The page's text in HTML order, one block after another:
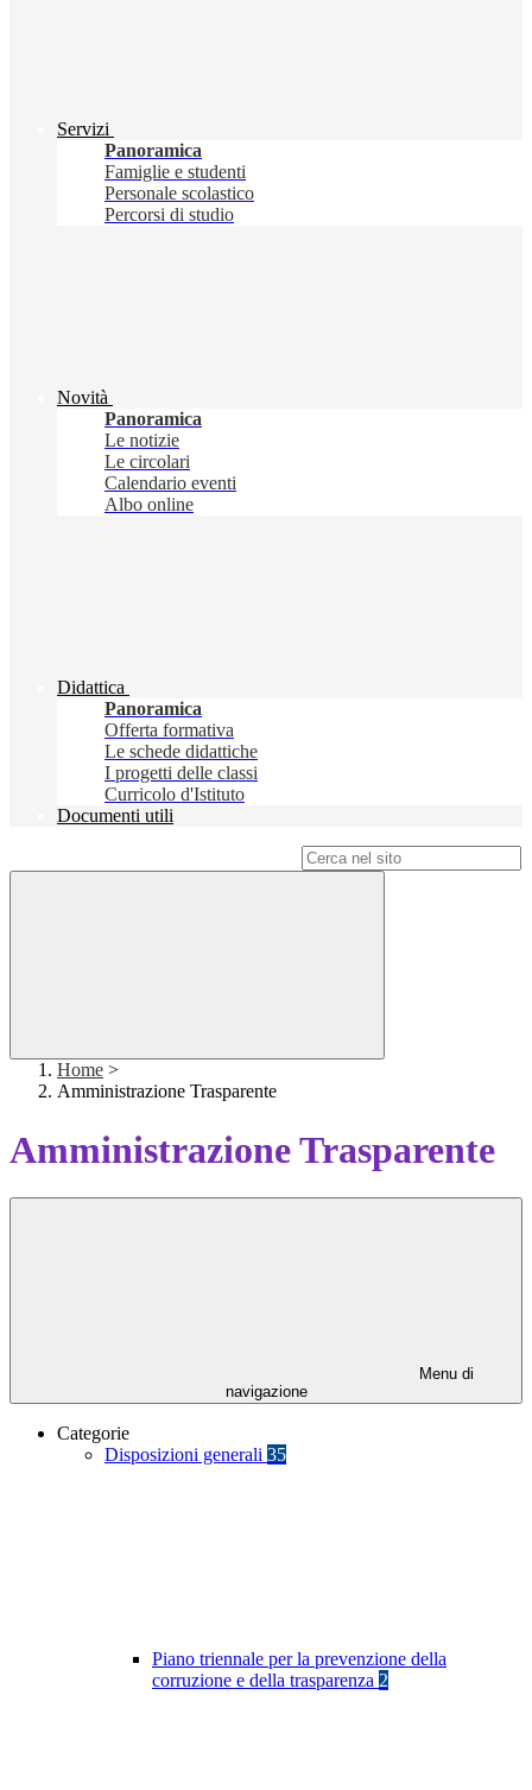
Servizi
Panoramica
Famiglie e studenti
Personale scolastico
Percorsi di studio
Novità
Panoramica
Le notizie
Le circolari
Calendario eventi
Albo online
Didattica
Panoramica
Offerta formativa
Le schede didattiche
I progetti delle classi
Curricolo d'Istituto
Documenti utili
Home >
Amministrazione Trasparente
Amministrazione Trasparente
Menu di
navigazione
Categorie
Disposizioni generali 35
Piano triennale per la prevenzione della
corruzione e della trasparenza 2